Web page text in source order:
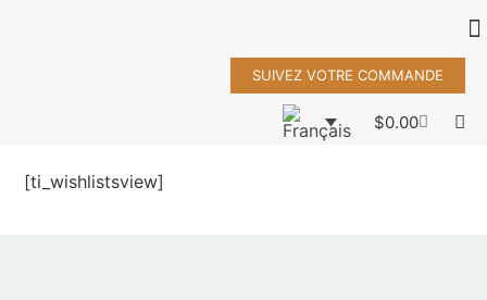
SUIVEZ VOTRE COMMANDE
$0.00
[ti_wishlistsview]